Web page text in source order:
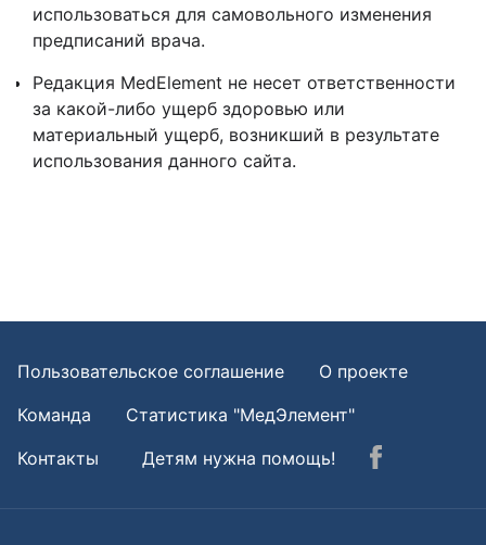
использоваться для самовольного изменения
предписаний врача.
Редакция MedElement не несет ответственности
за какой-либо ущерб здоровью или
материальный ущерб, возникший в результате
использования данного сайта.
Пользовательское соглашение
О проекте
Команда
Статистика "МедЭлемент"
Контакты
Детям нужна помощь!